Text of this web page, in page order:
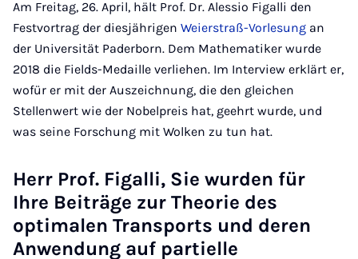
Am Freitag, 26. April, hält Prof. Dr. Alessio Figalli den
Festvortrag der diesjährigen Weierstraß-Vorlesung an
der Universität Paderborn. Dem Mathematiker wurde
2018 die Fields-Medaille verliehen. Im Interview erklärt er,
wofür er mit der Auszeichnung, die den gleichen
Stellenwert wie der Nobelpreis hat, geehrt wurde, und
was seine Forschung mit Wolken zu tun hat.
Herr Prof. Figalli, Sie wurden für
Ihre Beiträge zur Theorie des
optimalen Transports und deren
Anwendung auf partielle